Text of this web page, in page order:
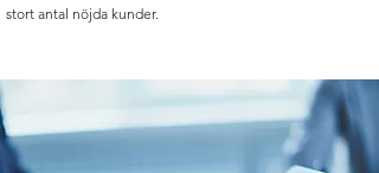
stort antal nöjda kunder.